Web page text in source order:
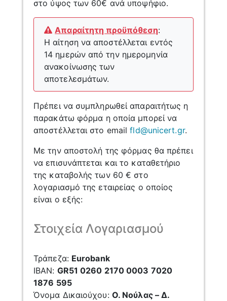
στο ύψος των 60€ ανά υποψήφιο.
Απαραίτητη προϋπόθεση:
Η αίτηση να αποστέλλεται εντός
14 ημερών από την ημερομηνία
ανακοίνωσης των
αποτελεσμάτων.
Πρέπει να συμπληρωθεί απαραιτήτως η
παρακάτω φόρμα η οποία μπορεί να
αποστέλλεται στο emailfld@unicert.gr.
Με την αποστολή της φόρμας θα πρέπει
να επισυνάπτεται και το καταθετήριο
της καταβολής των 60 € στο
λογαριασμό της εταιρείας ο οποίος
είναι ο εξής:
Στοιχεία Λογαριασμού
Τράπεζα: Eurobank
ΙΒΑΝ: GR51 0260 2170 0003 7020
1876 595
Όνομα Δικαιούχου: O. Νούλας – Δ.